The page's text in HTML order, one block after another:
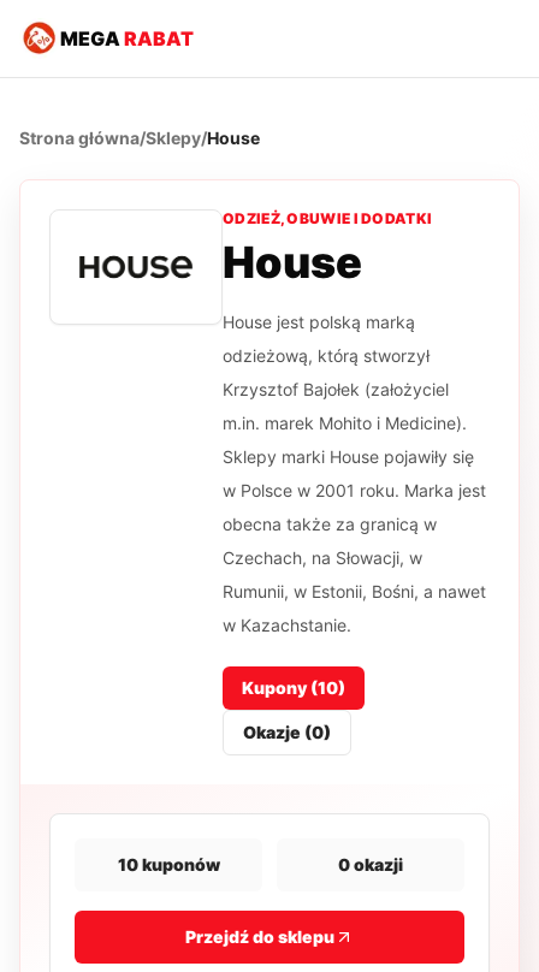
MEGARABAT
Strona główna/Sklepy/House
ODZIEŻ, OBUWIE I DODATKI
House
House jest polską marką
odzieżową, którą stworzył
Krzysztof Bajołek (założyciel
m.in. marek Mohito i Medicine).
Sklepy marki House pojawiły się
w Polsce w 2001 roku. Marka jest
obecna także za granicą w
Czechach, na Słowacji, w
Rumunii, w Estonii, Bośni, a nawet
w Kazachstanie.
Kupony (10)
Okazje (0)
10kuponów 0okazji
Przejdź do sklepu